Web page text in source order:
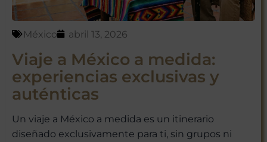
México abril 13, 2026
Viaje a México a medida:
experiencias exclusivas y
auténticas
Un viaje a México a medida es un itinerario
diseñado exclusivamente para ti, sin grupos ni